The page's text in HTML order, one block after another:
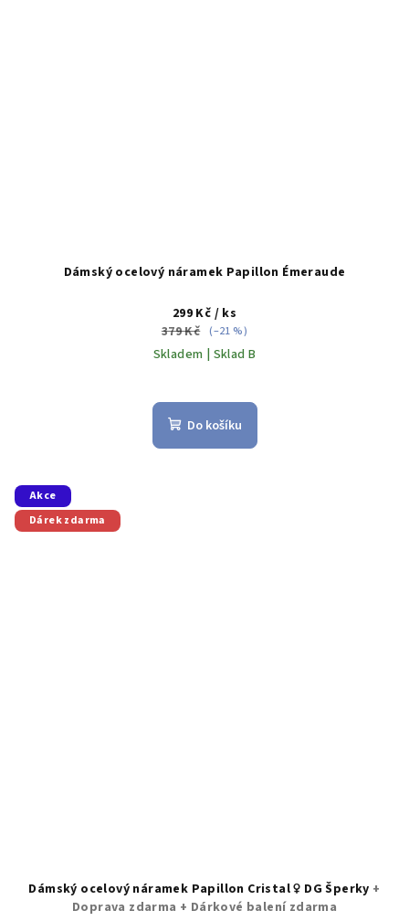
Dámský ocelový náramek Papillon Émeraude
299 Kč / ks
379 Kč (–21 %)
Skladem | Sklad B
Do košíku
Akce
Dárek zdarma
Dámský ocelový náramek Papillon Cristal ♀️ DG Šperky +
Doprava zdarma + Dárkové balení zdarma